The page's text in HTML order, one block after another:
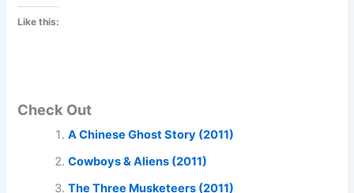
Like this:
Check Out
A Chinese Ghost Story (2011)
Cowboys & Aliens (2011)
The Three Musketeers (2011)